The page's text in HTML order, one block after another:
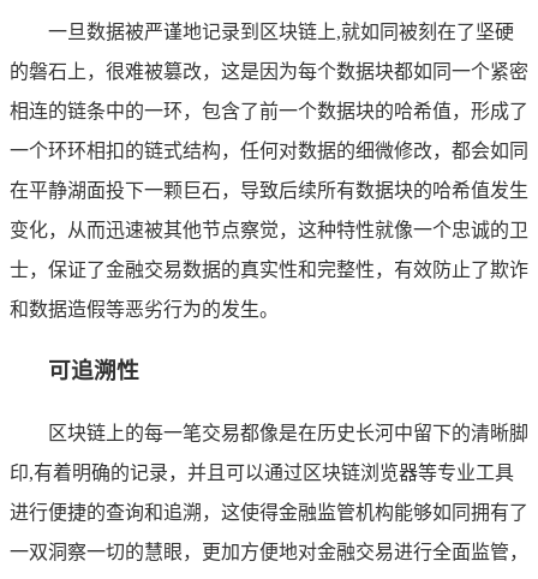
一旦数据被严谨地记录到区块链上,就如同被刻在了坚硬
的磐石上，很难被篡改，这是因为每个数据块都如同一个紧密
相连的链条中的一环，包含了前一个数据块的哈希值，形成了
一个环环相扣的链式结构，任何对数据的细微修改，都会如同
在平静湖面投下一颗巨石，导致后续所有数据块的哈希值发生
变化，从而迅速被其他节点察觉，这种特性就像一个忠诚的卫
士，保证了金融交易数据的真实性和完整性，有效防止了欺诈
和数据造假等恶劣行为的发生。
可追溯性
区块链上的每一笔交易都像是在历史长河中留下的清晰脚
印,有着明确的记录，并且可以通过区块链浏览器等专业工具
进行便捷的查询和追溯，这使得金融监管机构能够如同拥有了
一双洞察一切的慧眼，更加方便地对金融交易进行全面监管，